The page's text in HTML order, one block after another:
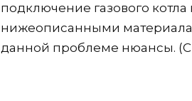
подключение газового
нижеописанными
данной проблеме нюансы.